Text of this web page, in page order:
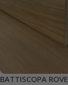
BATTISCOPA